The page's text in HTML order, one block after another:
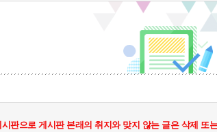
석현황
공개자
판으로 게시판 본래의 취지와 맞지 않는 글은 삭제 또